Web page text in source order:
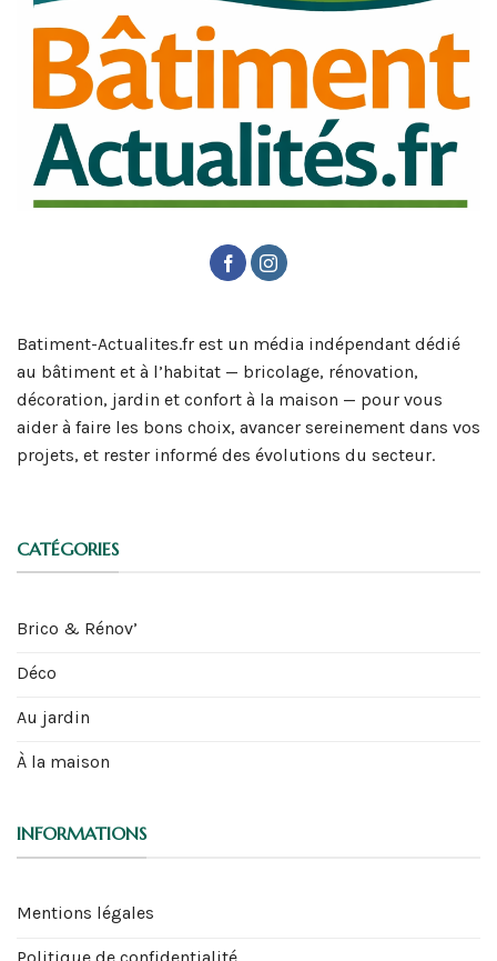
Batiment-Actualites.fr est un média indépendant dédié
au bâtiment et à l’habitat — bricolage, rénovation,
décoration, jardin et confort à la maison — pour vous
aider à faire les bons choix, avancer sereinement dans vos
projets, et rester informé des évolutions du secteur.
CATÉGORIES
Brico & Rénov’
Déco
Au jardin
À la maison
INFORMATIONS
Mentions légales